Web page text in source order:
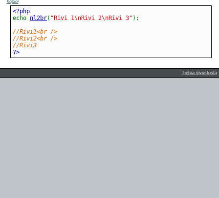
kopioi
echo nl2br( "Rivi 1\nRivi 2\nRivi 3" ) ;
//Rivi1<br />
//Rivi2<br />
//Rivi3
?>
Tietoa sivustosta